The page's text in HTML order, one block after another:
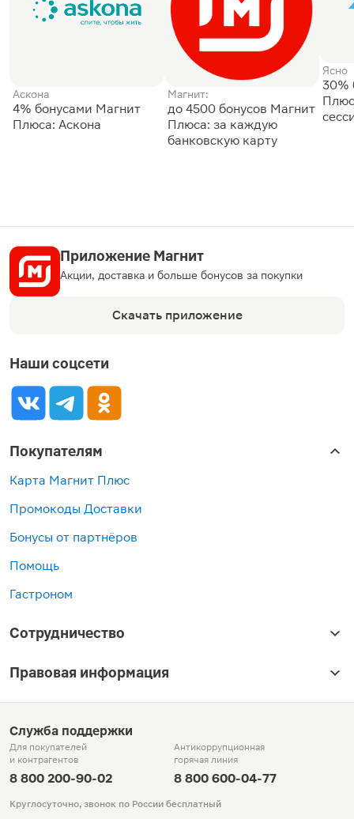
Аскона
4% бонусами Магнит
Плюса: Аскона
Магнит:
до 4500 бонусов Магнит
Плюса: за каждую
банковскую карту
Ясно
30%
Приложение Магнит
Акции, доставка и больше бонусов за покупки
Скачать приложение
Наши соцсети
Покупателям
Карта Магнит Плюс
Промокоды Доставки
Бонусы от партнёров
Помощь
Гастроном
Сотрудничество
Правовая информация
Служба поддержки
Для покупателей
и контрагентов
8 800 200-90-02
Антикоррупционная
горячая линия
8 800 600-04-77
Круглосуточно, звонок по России бесплатный